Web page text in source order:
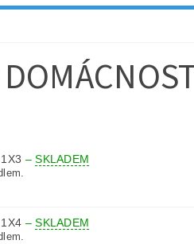
–SKLADEM
–SKLADEM